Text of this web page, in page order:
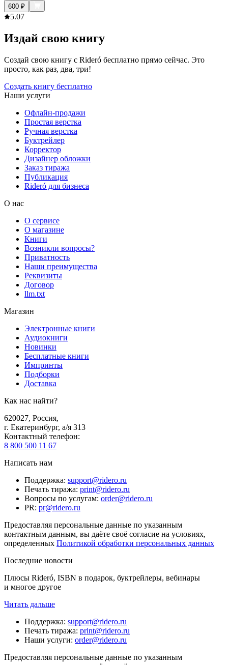
600 ₽
5.07
Издай свою книгу
Создай свою книгу с Rideró бесплатно прямо сейчас. Это
просто, как раз, два, три!
Создать книгу бесплатно
Наши услуги
Офлайн-продажи
Простая верстка
Ручная верстка
Буктрейлер
Корректор
Дизайнер обложки
Заказ тиража
Публикация
Rideró для бизнеса
О нас
О сервисе
О магазине
Книги
Возникли вопросы?
Приватность
Наши преимущества
Реквизиты
Договор
llm.txt
Магазин
Электронные книги
Аудиокниги
Новинки
Бесплатные книги
Импринты
Подборки
Доставка
Как нас найти?
620027, Россия,
г. Екатеринбург, а/я 313
Контактный телефон:
8 800 500 11 67
Написать нам
Поддержка: support@ridero.ru
Печать тиража: print@ridero.ru
Вопросы по услугам: order@ridero.ru
PR: pr@ridero.ru
Предоставляя персональные данные по указанным
контактным данным, вы даёте своё согласие на условиях,
определенных Политикой обработки персональных данных
Последние новости
Плюсы Rideró, ISBN в подарок, буктрейлеры, вебинары
и многое другое
Читать дальше
Поддержка: support@ridero.ru
Печать тиража: print@ridero.ru
Наши услуги: order@ridero.ru
Предоставляя персональные данные по указанным